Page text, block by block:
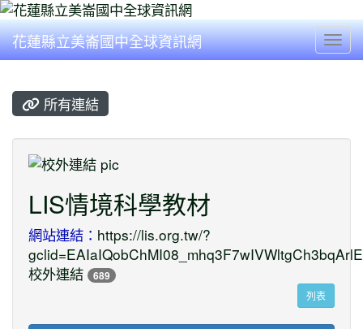
花蓮縣立美崙國中全球資訊網
所有連結
LIS情境科學教材
網站連結： https://lis.org.tw/?
校外連結
689
列表